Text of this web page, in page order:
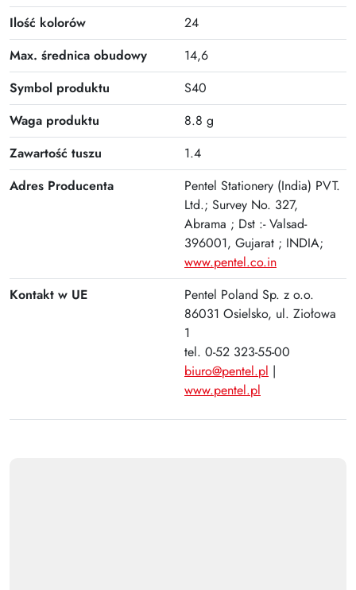
Ilość kolorów
24
Max. średnica obudowy
14,6
Symbol produktu
S40
Waga produktu
8.8 g
Zawartość tuszu
1.4
Adres Producenta
Pentel Stationery (India) PVT.
Ltd.; Survey No. 327,
Abrama ; Dst :- Valsad-
396001, Gujarat ; INDIA;
www.pentel.co.in
Kontakt w UE
Pentel Poland Sp. z o.o.
86031 Osielsko, ul. Ziołowa
1
tel. 0-52 323-55-00
biuro@pentel.pl |
www.pentel.pl